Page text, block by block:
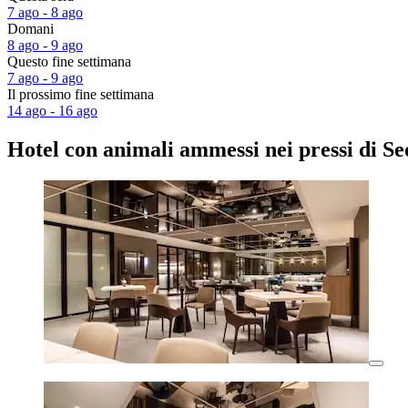
7 ago - 8 ago
Domani
8 ago - 9 ago
Questo fine settimana
7 ago - 9 ago
Il prossimo fine settimana
14 ago - 16 ago
Hotel con animali ammessi nei pressi di